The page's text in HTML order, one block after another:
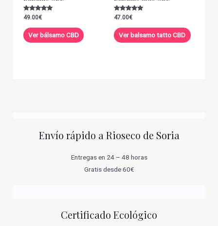
Valorado con
de 5
49.00€
Ver bálsamo CBD
Valorado con
de 5
47.00€
Ver balsamo tatto CBD
Envío rápido a Rioseco de Soria
Entregas en 24 – 48 horas
Gratis desde 60€
Certificado Ecológico